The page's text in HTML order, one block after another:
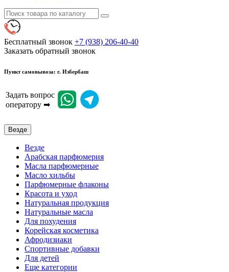
Бесплатный звонок +7 (938) 206-40-40
Заказать обратный звонок
Пункт самовывоза: г. Избербаш
Задать вопрос
оператору ➡
Везде
Везде
Арабская парфюмерия
Масла парфюмерные
Масло хильбы
Парфюмерные флаконы
Красота и уход
Натуральная продукция
Натуральные масла
Для похудения
Корейская косметика
Афродизиаки
Спортивные добавки
Для детей
Еще категории